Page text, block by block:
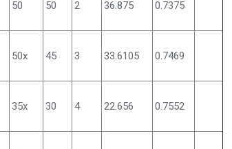
50 50 2 36.875 0.7375
50x 45 3 33.6105 0.7469
35x 30 4 22.656 0.7552